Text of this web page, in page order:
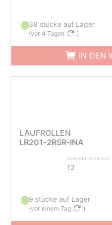
38 stücke auf Lager
(vor 4 Tagen )
IN DEN
LAUFROLLEN
LR201-2RSR-INA
Innendurchmesser
12
9 stücke auf Lager
(vor einem Tag )